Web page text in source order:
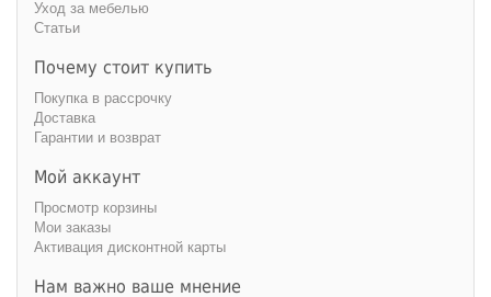
Уход за мебелью
Статьи
Почему стоит купить
Покупка в рассрочку
Доставка
Гарантии и возврат
Мой аккаунт
Просмотр корзины
Мои заказы
Активация дисконтной карты
Нам важно ваше мнение